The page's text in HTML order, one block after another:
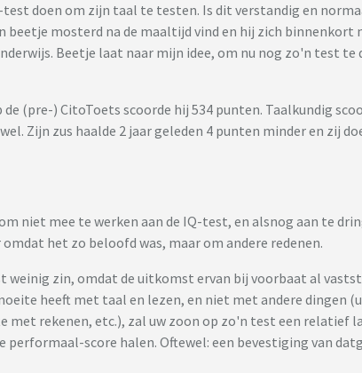
test doen om zijn taal te testen. Is dit verstandig en
beetje mosterd na de maaltijd vind en hij zich binnenkort
Beetje laat naar mijn idee, om nu nog zo'n test te
(pre-) CitoToets scoorde hij 534 punten. Taalkundig
Zijn zus haalde 2 jaar geleden 4 punten minder en zij
niet mee te werken aan de IQ-test, en alsnog aan te
het zo beloofd was, maar om andere redenen.
weinig zin, omdat de uitkomst ervan bij voorbaat al
heeft met taal en lezen, en niet met andere dingen (u
met rekenen, etc.), zal uw zoon op zo'n test een relatief
performaal-score halen. Oftewel: een bevestiging van